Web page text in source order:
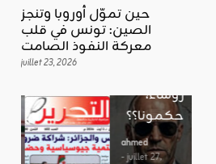
حين تموّل أوروبا وتنجز
الصين: تونس في قلب
معركة النفوذ الصامت
juillet 23, 2026
المرزوقي
الخارجية،
ماذا أخفى
رؤساء،
حكمونا؟؟
ahmed
- juillet 27,